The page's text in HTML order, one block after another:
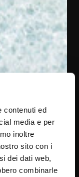
contenuti ed
media e per
inoltre
sito con i
dei dati web,
combinarle